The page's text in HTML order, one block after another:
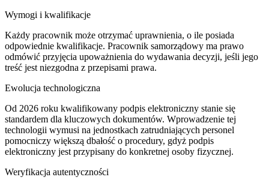
Wymogi i kwalifikacje
Każdy pracownik może otrzymać uprawnienia, o ile posiada
odpowiednie kwalifikacje. Pracownik samorządowy ma prawo
odmówić przyjęcia upoważnienia do wydawania decyzji, jeśli jego
treść jest niezgodna z przepisami prawa.
Ewolucja technologiczna
Od 2026 roku kwalifikowany podpis elektroniczny stanie się
standardem dla kluczowych dokumentów. Wprowadzenie tej
technologii wymusi na jednostkach zatrudniających personel
pomocniczy większą dbałość o procedury, gdyż podpis
elektroniczny jest przypisany do konkretnej osoby fizycznej.
Weryfikacja autentyczności